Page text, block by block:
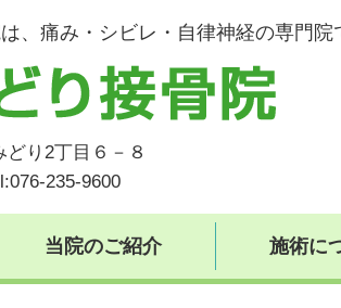
、痛み・シビレ・自律神経の専門院
り2丁目６－８
235-9600
当院のご紹介 施術に